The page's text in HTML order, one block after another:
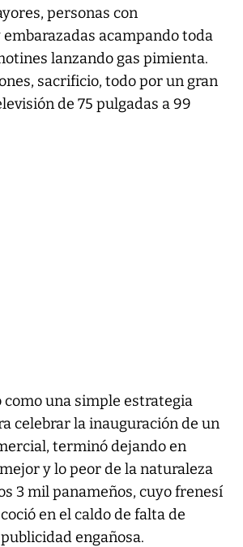
personas con
acampando toda
lanzando gas pimienta.
sacrificio, todo por un gran
de 75 pulgadas a 99
como una simple estrategia
celebrar la inauguración de un
terminó dejando en
y lo peor de la naturaleza
3 mil panameños, cuyo frenesí
en el caldo de falta de
engañosa.